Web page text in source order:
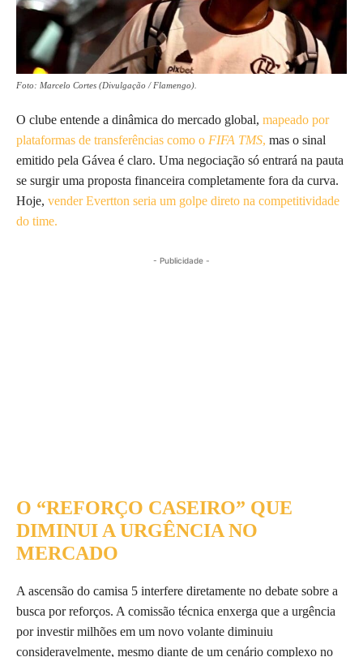
Foto: Marcelo Cortes (Divulgação / Flamengo).
O clube entende a dinâmica do mercado global, mapeado por
plataformas de transferências como o FIFA TMS, mas o sinal
emitido pela Gávea é claro. Uma negociação só entrará na pauta
se surgir uma proposta financeira completamente fora da curva.
Hoje, vender Evertton seria um golpe direto na competitividade
do time.
- Publicidade -
O “REFORÇO CASEIRO” QUE
DIMINUI A URGÊNCIA NO
MERCADO
A ascensão do camisa 5 interfere diretamente no debate sobre a
busca por reforços. A comissão técnica enxerga que a urgência
por investir milhões em um novo volante diminuiu
consideravelmente, mesmo diante de um cenário complexo no